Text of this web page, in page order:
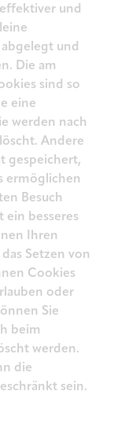
und
und
Die am
sind so
eine
werden nach
Andere
gespeichert,
ermöglichen
Besuch
besseres
Ihren
Setzen von
Cookies
oder
Sie
beim
werden.
die
sein.